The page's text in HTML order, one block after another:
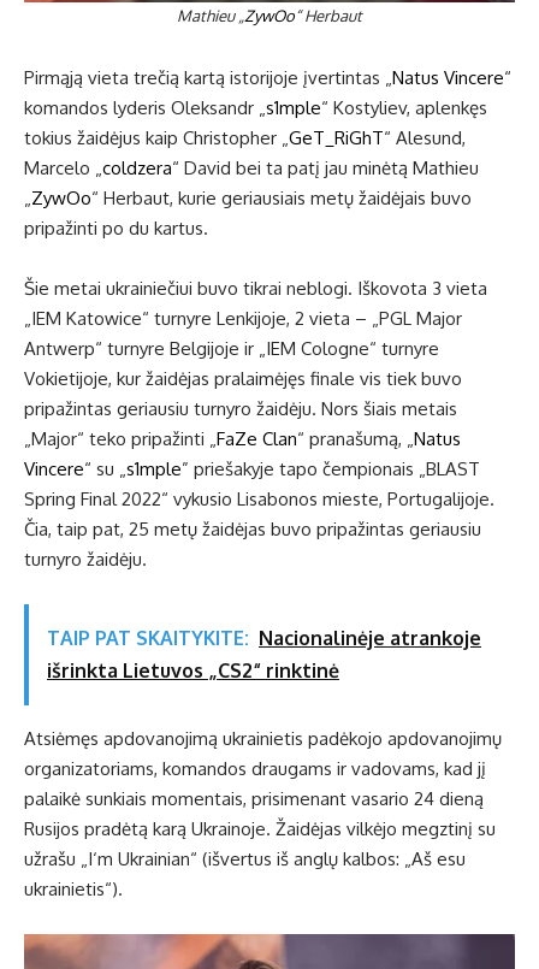
Mathieu „ZywOo“ Herbaut
Pirmąją vieta trečią kartą istorijoje įvertintas „Natus Vincere“
komandos lyderis Oleksandr „s1mple“ Kostyliev, aplenkęs
tokius žaidėjus kaip Christopher „GeT_RiGhT“ Alesund,
Marcelo „coldzera“ David bei ta patį jau minėtą Mathieu
„ZywOo“ Herbaut, kurie geriausiais metų žaidėjais buvo
pripažinti po du kartus.
Šie metai ukrainiečiui buvo tikrai neblogi. Iškovota 3 vieta
„IEM Katowice“ turnyre Lenkijoje, 2 vieta – „PGL Major
Antwerp“ turnyre Belgijoje ir „IEM Cologne“ turnyre
Vokietijoje, kur žaidėjas pralaimėjęs finale vis tiek buvo
pripažintas geriausiu turnyro žaidėju. Nors šiais metais
„Major“ teko pripažinti „FaZe Clan“ pranašumą, „Natus
Vincere“ su „s1mple” priešakyje tapo čempionais „BLAST
Spring Final 2022“ vykusio Lisabonos mieste, Portugalijoje.
Čia, taip pat, 25 metų žaidėjas buvo pripažintas geriausiu
turnyro žaidėju.
TAIP PAT SKAITYKITE: Nacionalinėje atrankoje
išrinkta Lietuvos „CS2“ rinktinė
Atsiėmęs apdovanojimą ukrainietis padėkojo apdovanojimų
organizatoriams, komandos draugams ir vadovams, kad jį
palaikė sunkiais momentais, prisimenant vasario 24 dieną
Rusijos pradėtą karą Ukrainoje. Žaidėjas vilkėjo megztinį su
užrašu „I‘m Ukrainian“ (išvertus iš anglų kalbos: „Aš esu
ukrainietis“).